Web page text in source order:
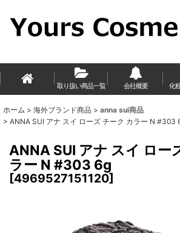
取り扱い商品一覧 会社概要 化
ホーム > 海外ブランド商品 > anna sui商品
> ANNA SUI アナ スイ ローズ チーク カラー N #303
ANNA SUI アナ スイ ロー
ラー N #303 6g
[4969527151120]